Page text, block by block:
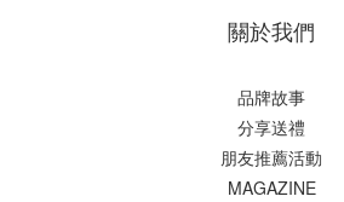
關於我們
品牌故事
分享送禮
朋友推薦活動
MAGAZINE